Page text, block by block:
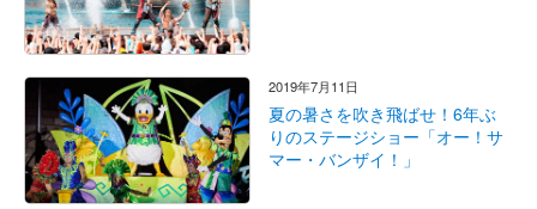
2019年7月11日
夏の暑さを吹き飛ばせ！6年ぶ
りのステージショー「オー！サ
マー・バンザイ！」